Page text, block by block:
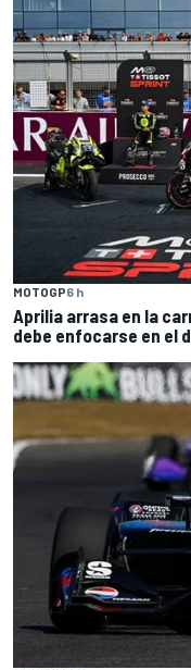
MOTOGP6 h
Aprilia arrasa en la
debe enfocarse en el